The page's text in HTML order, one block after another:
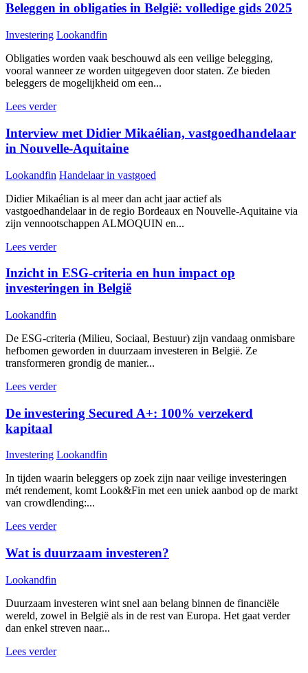
Beleggen in obligaties in België: volledige gids 2025
Investering Lookandfin
Obligaties worden vaak beschouwd als een veilige belegging,
vooral wanneer ze worden uitgegeven door staten. Ze bieden
beleggers de mogelijkheid om een...
Lees verder
Interview met Didier Mikaélian, vastgoedhandelaar
in Nouvelle-Aquitaine
Lookandfin Handelaar in vastgoed
Didier Mikaélian is al meer dan acht jaar actief als
vastgoedhandelaar in de regio Bordeaux en Nouvelle-Aquitaine via
zijn vennootschappen ALMOQUIN en...
Lees verder
Inzicht in ESG-criteria en hun impact op
investeringen in België
Lookandfin
De ESG-criteria (Milieu, Sociaal, Bestuur) zijn vandaag onmisbare
hefbomen geworden in duurzaam investeren in België. Ze
transformeren grondig de manier...
Lees verder
De investering Secured A+: 100% verzekerd
kapitaal
Investering Lookandfin
In tijden waarin beleggers op zoek zijn naar veilige investeringen
mét rendement, komt Look&Fin met een uniek aanbod op de markt
van crowdlending:...
Lees verder
Wat is duurzaam investeren?
Lookandfin
Duurzaam investeren wint snel aan belang binnen de financiële
wereld, zowel in België als in de rest van Europa. Het gaat verder
dan enkel streven naar...
Lees verder